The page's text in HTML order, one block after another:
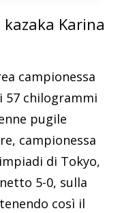
Karina
campionessa
57 chilogrammi
pugile
campionessa
di Tokyo,
5-0, sulla
così il